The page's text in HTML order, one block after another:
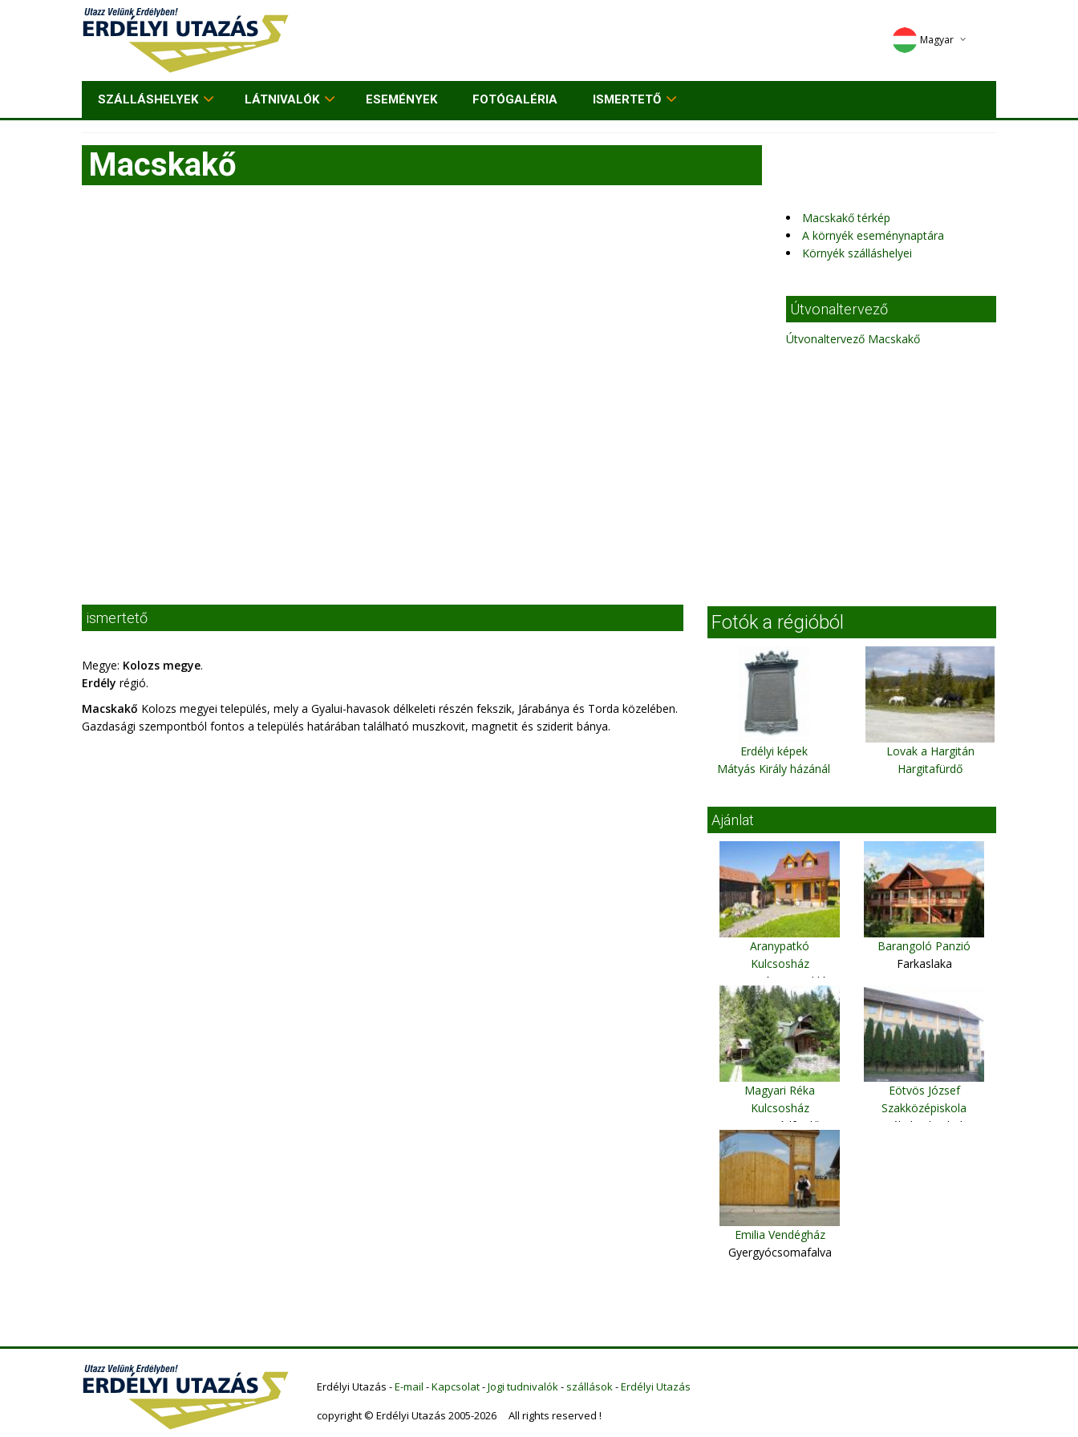
Magyar
Deutsch
SZÁLLÁSHELYEK LÁTNIVALÓK ESEMÉNYEK FOTÓGALÉRIA ISMERTETŐ
Macskakő
Macskakő térkép
A környék eseménynaptára
Környék szálláshelyei
Útvonaltervező
Útvonaltervező Macskakő
ismertető
Megye: Kolozs megye.
Erdély régió.
Macskakő Kolozs megyei település, mely a Gyalui-havasok délkeleti részén fekszik, Járabánya és Torda közelében.
Gazdasági szempontból fontos a település határában található muszkovit, magnetit és sziderit bánya.
Fotók a régióból
Erdélyi képek
Mátyás Király házánál
Lovak a Hargitán
Hargitafürdő
Ajánlat
Aranypatkó
Kulcsosház
Gyergyószentmiklós
Barangoló Panzió
Farkaslaka
Magyari Réka
Kulcsosház
Homoródfürdő
Eötvös József
Szakközépiskola
Székelyudvarhely
Emilia Vendégház
Gyergyócsomafalva
Erdélyi Utazás -E-mail -Kapcsolat-Jogi tudnivalók- szállások-Erdélyi Utazás
copyright © Erdélyi Utazás 2005-2026 All rights reserved !